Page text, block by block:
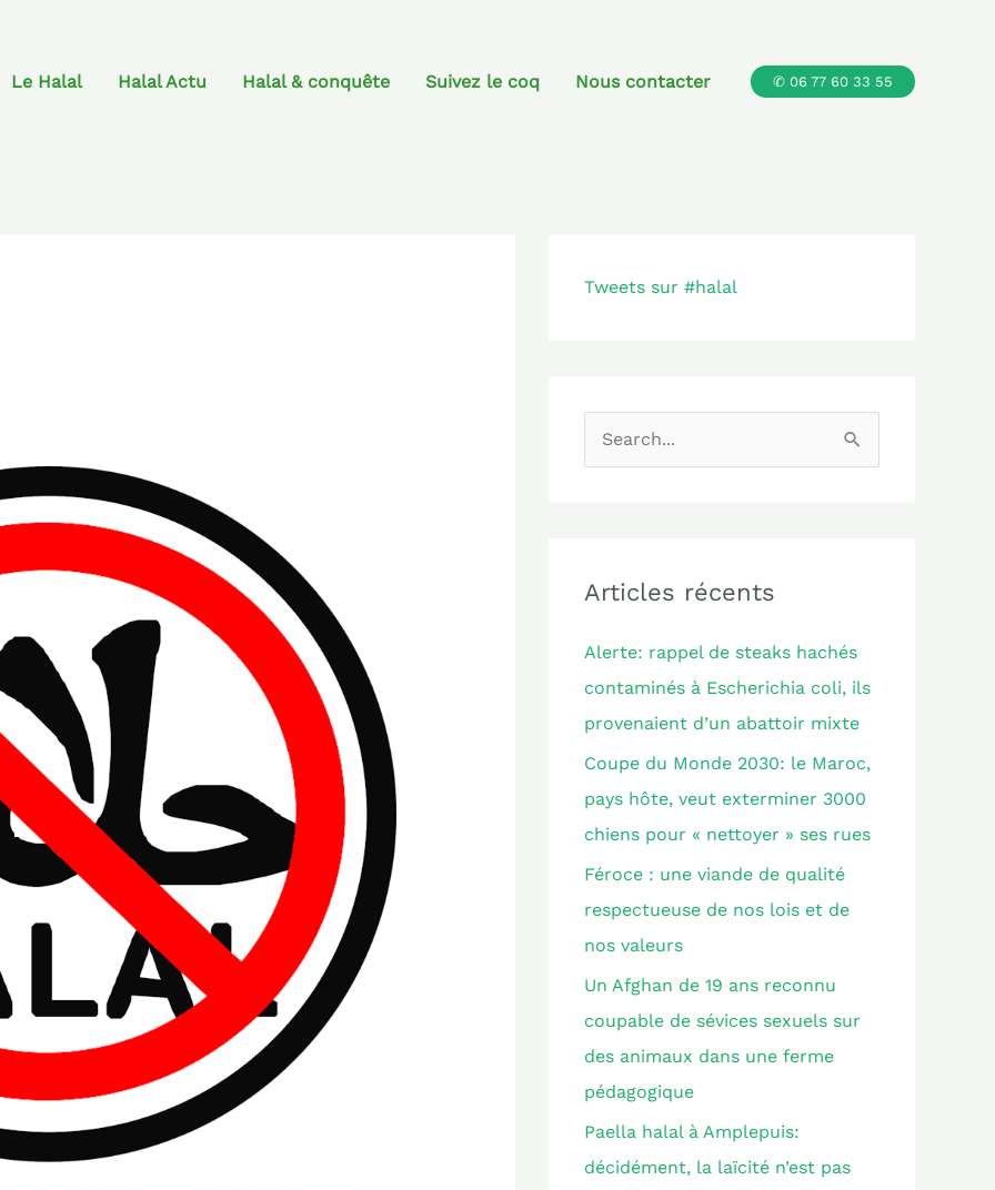
Le Halal Halal Actu Halal & conquête Suivez le coq Nous contacter ✆ 06 77 60 33 55
Tweets sur #halal
e
c
h
e
r
:
Articles récents
Alerte: rappel de steaks hachés
contaminés à Escherichia coli, ils
provenaient d’un abattoir mixte
Coupe du Monde 2030: le Maroc,
pays hôte, veut exterminer 3000
chiens pour « nettoyer » ses rues
Féroce : une viande de qualité
respectueuse de nos lois et de
nos valeurs
Un Afghan de 19 ans reconnu
coupable de sévices sexuels sur
des animaux dans une ferme
pédagogique
Paella halal à Amplepuis:
décidément, la laïcité n’est pas